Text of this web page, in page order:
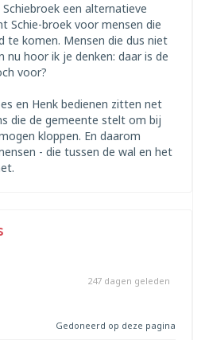
een alternatieve
Schie-broek voor mensen die
te komen. Mensen die dus niet
nu hoor ik je denken: daar is de
voor?
en Henk bedienen zitten net
die de gemeente stelt om bij
kloppen. En daarom
- die tussen de wal en het
247 dagen geleden
Gedoneerd op deze pagina